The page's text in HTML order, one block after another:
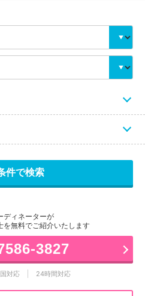
ディネーターが
を無料でご紹介いたします
3827
対応 24時間対応